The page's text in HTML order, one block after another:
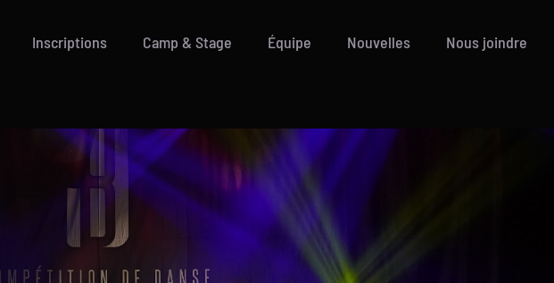
Inscriptions Camp & Stage Équipe Nouvelles Nous joindre